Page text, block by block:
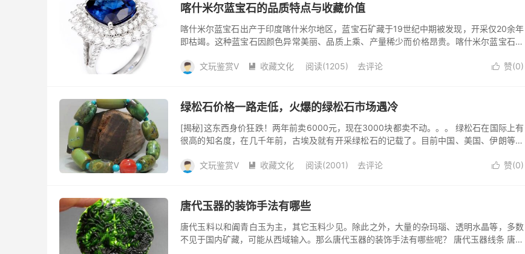
喀什米尔蓝宝石的品质特点与收藏价值
喀什米尔蓝宝石出产于印度喀什米尔地区，蓝宝石矿藏于19世纪中期被发现，开采仅20余年
即枯竭。这种蓝宝石因颜色异常美丽、品质上乘、产量稀少而价格昂贵。喀什米尔蓝宝石又
 赞(0)
文玩鉴赏V  收藏文化 阅读(1205) 去评论
绿松石价格一路走低，火爆的绿松石市场遇冷
[揭秘]这东西身价狂跌！两年前卖6000元，现在3000块都卖不动。。。 绿松石在国际上有
很高的知名度，在几千年前，古埃及就有开采绿松石的记载了。目前中国、美国、伊朗等地
 赞(0)
文玩鉴赏V  收藏文化 阅读(2001) 去评论
唐代玉器的装饰手法有哪些
唐代玉料以和阗青白玉为主，其它玉料少见。除此之外，大量的杂玛瑙、透明水晶等，多数
不见于国内矿藏，可能从西域输入。那么唐代玉器的装饰手法有哪些呢？ 唐代玉器线条 唐代